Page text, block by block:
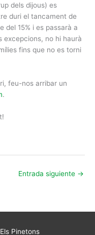
dels dijous) es
duri el tancament de
del 15% i es passarà a
excepcions, no hi haurà
fins que no es torni
feu-nos arribar un
.
Entrada siguiente →
Pinetons